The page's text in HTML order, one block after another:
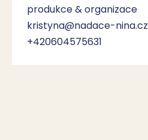
produkce & organizace
kristyna@nadace-nina.cz
+420604575631